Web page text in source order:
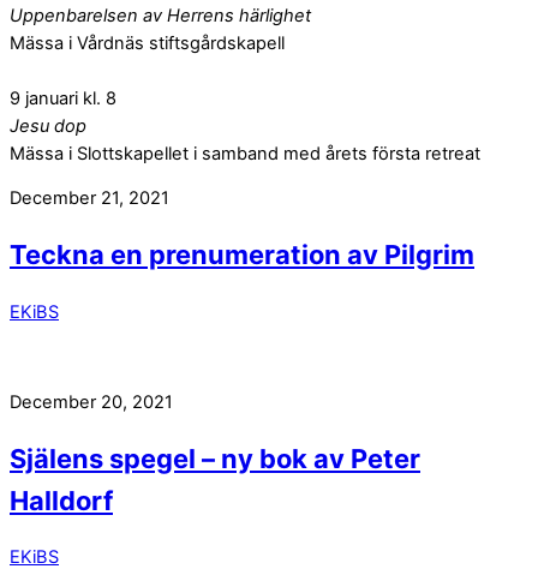
Uppenbarelsen av Herrens härlighet
Mässa i Vårdnäs stiftsgårdskapell
9 januari kl. 8
Jesu dop
Mässa i Slottskapellet i samband med årets första retreat
December 21, 2021
Teckna en prenumeration av Pilgrim
EKiBS
December 20, 2021
Själens spegel – ny bok av Peter
Halldorf
EKiBS